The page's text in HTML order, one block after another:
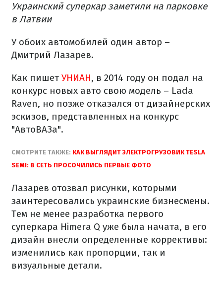
Украинский суперкар заметили на парковке
в Латвии
У обоих автомобилей один автор –
Дмитрий Лазарев.
Как пишетУНИАН, в 2014 году он подал на
конкурс новых авто свою модель – Lada
Raven, но позже отказался от дизайнерских
эскизов, представленных на конкурс
"АвтоВАЗа".
СМОТРИТЕ ТАКЖЕ: КАК ВЫГЛЯДИТ ЭЛЕКТРОГРУЗОВИК TESLA
SEMI: В СЕТЬ ПРОСОЧИЛИСЬ ПЕРВЫЕ ФОТО
Лазарев отозвал рисунки, которыми
заинтересовались украинские бизнесмены.
Тем не менее разработка первого
суперкара Himera Q уже была начата, в его
дизайн внесли определенные коррективы:
изменились как пропорции, так и
визуальные детали.